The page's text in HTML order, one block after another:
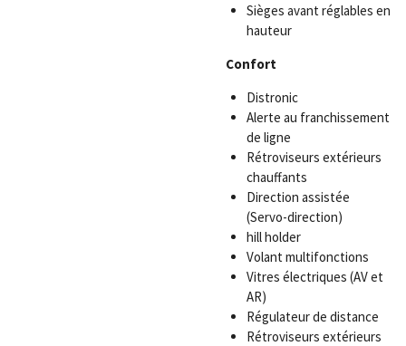
Sièges avant réglables en
hauteur
Confort
Distronic
Alerte au franchissement
de ligne
Rétroviseurs extérieurs
chauffants
Direction assistée
(Servo-direction)
hill holder
Volant multifonctions
Vitres électriques (AV et
AR)
Régulateur de distance
Rétroviseurs extérieurs